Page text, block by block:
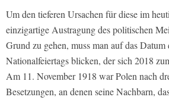
Um den tieferen Ursachen für diese im
einzigartige Austragung des politischen
Grund zu gehen, muss man auf das Datum
Nationalfeiertags blicken, der sich 2018
Am 11. November 1918 war Polen nach
Besetzungen, an denen seine Nachbarn,